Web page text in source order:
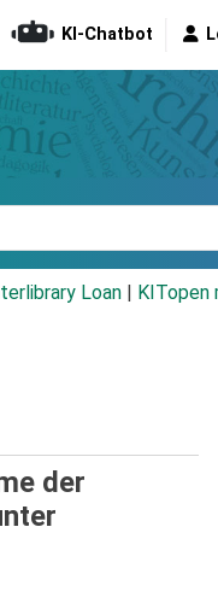
KI-Chatbot
Loan KITopen
der